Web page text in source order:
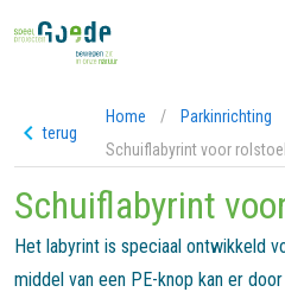
terug
Home / Parkinrichting
Schuiflabyrint voor
Schuiflabyrint
Het labyrint is speciaal ontwikkeld
middel van een PE-knop kan er